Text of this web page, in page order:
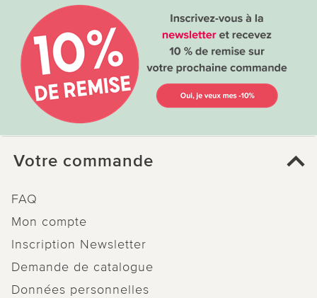
Votre commande
FAQ
Mon compte
Inscription Newsletter
Demande de catalogue
Données personnelles